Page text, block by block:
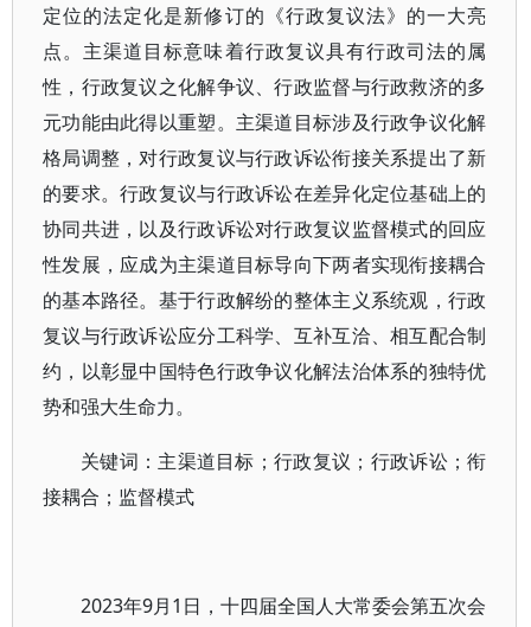
定位的法定化是新修订的《行政复议法》的一大亮
点。主渠道目标意味着行政复议具有行政司法的属
性，行政复议之化解争议、行政监督与行政救济的多
元功能由此得以重塑。主渠道目标涉及行政争议化解
格局调整，对行政复议与行政诉讼衔接关系提出了新
的要求。行政复议与行政诉讼在差异化定位基础上的
协同共进，以及行政诉讼对行政复议监督模式的回应
性发展，应成为主渠道目标导向下两者实现衔接耦合
的基本路径。基于行政解纷的整体主义系统观，行政
复议与行政诉讼应分工科学、互补互洽、相互配合制
约，以彰显中国特色行政争议化解法治体系的独特优
势和强大生命力。
关键词：主渠道目标；行政复议；行政诉讼；衔
接耦合；监督模式
2023年9月1日，十四届全国人大常委会第五次会